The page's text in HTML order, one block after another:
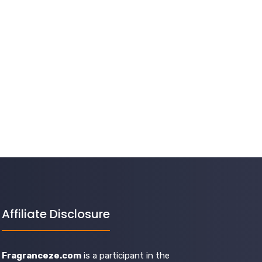
Affiliate Disclosure
Fragranceze.comis a participant in the